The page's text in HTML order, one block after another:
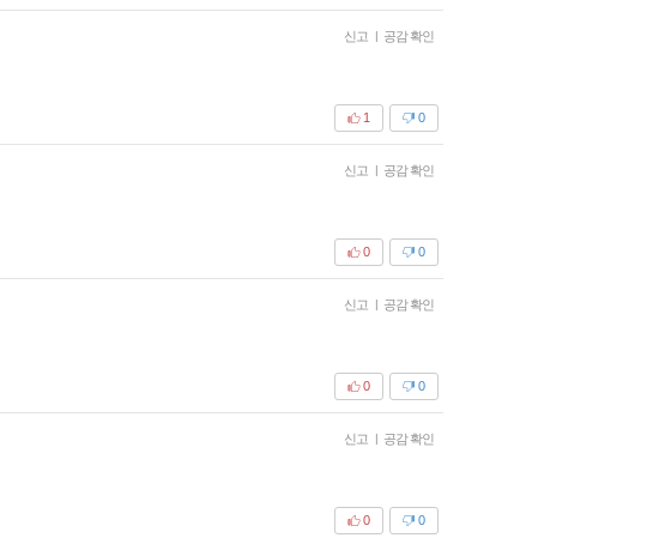
신고 | 공감 확인
0
1
신고 | 공감 확인
0
0
신고 | 공감 확인
0
0
신고 | 공감 확인
0
0